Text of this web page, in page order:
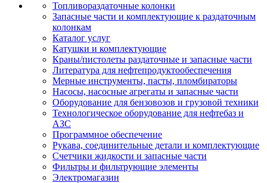
Топливораздаточные колонки
Запасные части и комплектующие к раздаточным
колонкам
Каталог услуг
Катушки и комплектующие
Краны/пистолеты раздаточные и запасные части
Литература для нефтепродуктообеспечения
Мерные инструменты, пасты, пломбираторы
Насосы, насосные агрегаты и запасные части
Оборудование для бензовозов и грузовой техники
Технологическое оборудование для нефтебаз и
АЗС
Программное обеспечение
Рукава, соединительные детали и комплектующие
Счетчики жидкости и запасные части
Фильтры и фильтрующие элементы
Электромагазин